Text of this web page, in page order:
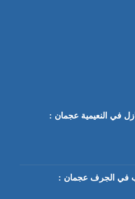
في النعيمية عجمان :
في الجرف عجمان :